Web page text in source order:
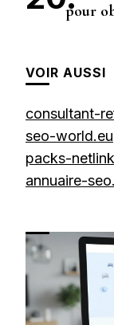
pour
VOIR AUSSI
consultant-
seo-world.eu
packs-
annuaire-